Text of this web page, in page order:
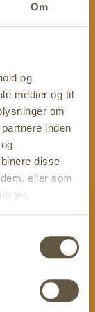
Om
og
medier og til
om
inden
disse
eller som
og
High”
og med
højeste
finalen
at